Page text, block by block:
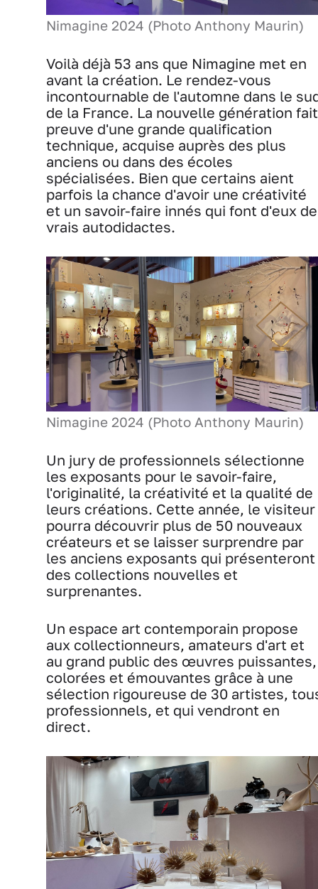
Nimagine 2024 (Photo Anthony Maurin)
Voilà déjà 53 ans que Nimagine met en
avant la création. Le rendez-vous
incontournable de l'automne dans le
de la France. La nouvelle génération fait
preuve d'une grande qualification
technique, acquise auprès des plus
anciens ou dans des écoles
spécialisées. Bien que certains aient
parfois la chance d'avoir une créativité
et un savoir-faire innés qui font d'eux de
vrais autodidactes.
Nimagine 2024 (Photo Anthony Maurin)
Un jury de professionnels sélectionne
les exposants pour le savoir-faire,
l'originalité, la créativité et la qualité de
leurs créations. Cette année, le visiteur
pourra découvrir plus de 50 nouveaux
créateurs et se laisser surprendre par
les anciens exposants qui présenteront
des collections nouvelles et
surprenantes.
Un espace art contemporain propose
aux collectionneurs, amateurs d'art et
au grand public des œuvres puissantes,
colorées et émouvantes grâce à une
sélection rigoureuse de 30 artistes,
professionnels, et qui vendront en
direct.